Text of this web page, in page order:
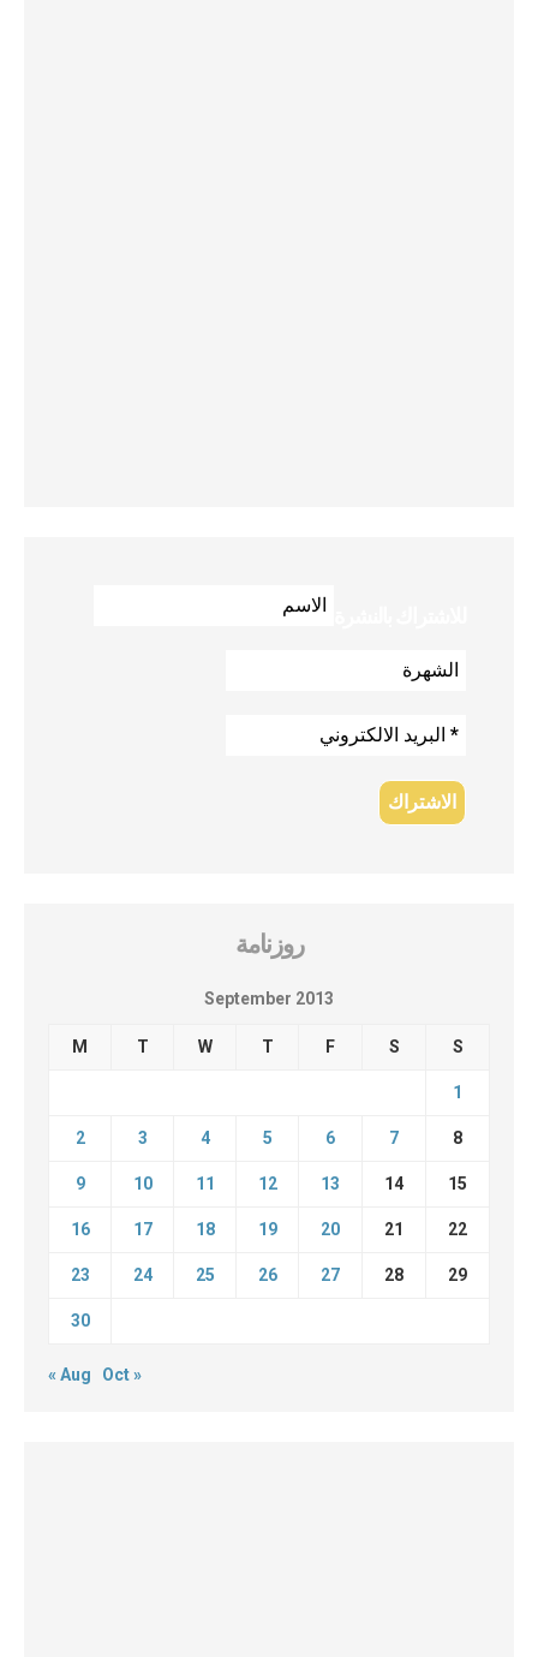
روزنامة
September 2013
M T W T F S S
1
2 3 4 5 6 7 8
9 10 11 12 13 14 15
16 17 18 19 20 21 22
23 24 25 26 27 28 29
30
« Aug Oct »